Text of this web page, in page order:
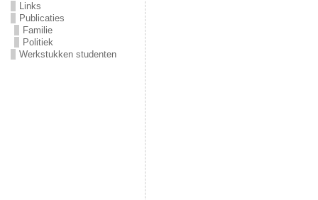
Links
Publicaties
Familie
Politiek
Werkstukken studenten